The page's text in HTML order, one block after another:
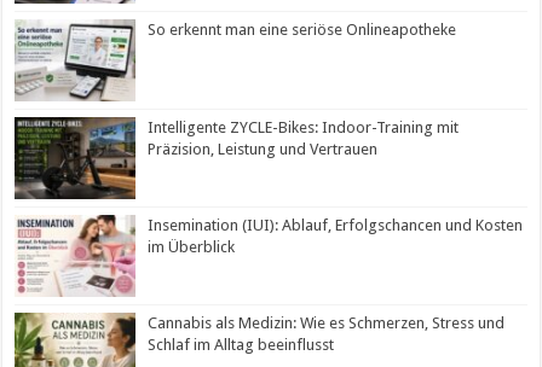
So erkennt man eine seriöse Onlineapotheke
Intelligente ZYCLE-Bikes: Indoor-Training mit
Präzision, Leistung und Vertrauen
Insemination (IUI): Ablauf, Erfolgschancen und Kosten
im Überblick
Cannabis als Medizin: Wie es Schmerzen, Stress und
Schlaf im Alltag beeinflusst